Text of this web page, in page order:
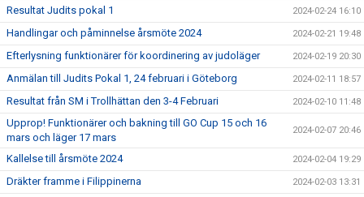
Resultat Judits pokal 1 2024-02-24 16:10
Handlingar och påminnelse årsmöte 2024 2024-02-21 19:48
Efterlysning funktionärer för koordinering av judoläger 2024-02-19 20:30
Anmälan till Judits Pokal 1, 24 februari i Göteborg 2024-02-11 18:57
Resultat från SM i Trollhättan den 3-4 Februari 2024-02-10 11:48
Upprop! Funktionärer och bakning till GO Cup 15 och 16
mars och läger 17 mars
2024-02-07 20:46
Kallelse till årsmöte 2024 2024-02-04 19:29
Dräkter framme i Filippinerna 2024-02-03 13:31